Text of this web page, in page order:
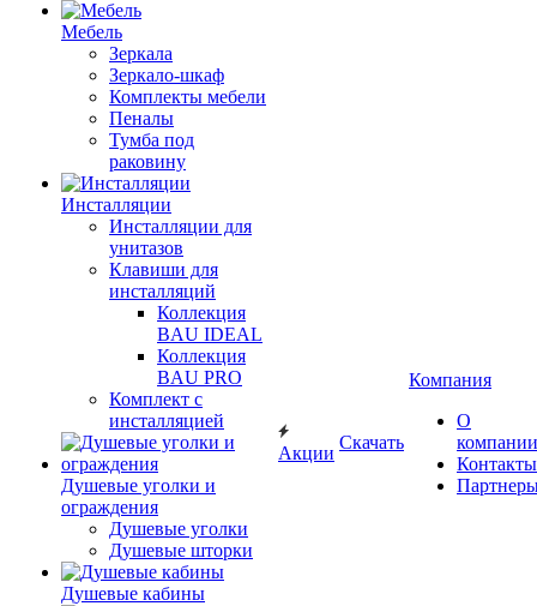
Мебель
Зеркала
Зеркало-шкаф
Комплекты мебели
Пеналы
Тумба под
раковину
Инсталляции
Инсталляции для
унитазов
Клавиши для
инсталляций
Коллекция
BAU IDEAL
Коллекция
BAU PRO
Комплект с
инсталляцией
Душевые уголки и
ограждения
Душевые уголки
Душевые шторки
Душевые кабины
Акции
Скачать
Компания
О
компании
Контакты